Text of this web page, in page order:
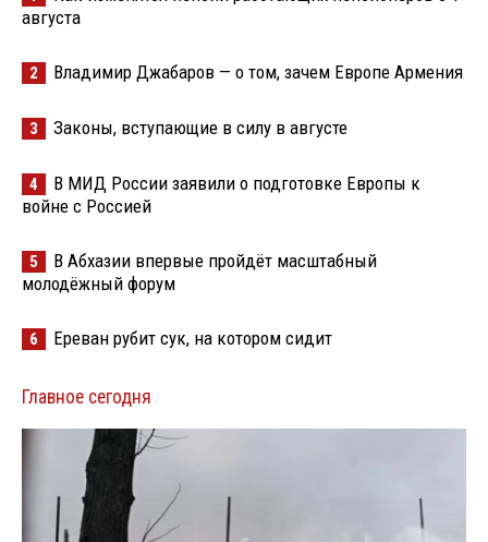
августа
2 Владимир Джабаров — о том, зачем Европе Армения
3 Законы, вступающие в силу в августе
4
В МИД России заявили о подготовке Европы к
войне с Россией
5
В Абхазии впервые пройдёт масштабный
молодёжный форум
6 Ереван рубит сук, на котором сидит
Главное сегодня